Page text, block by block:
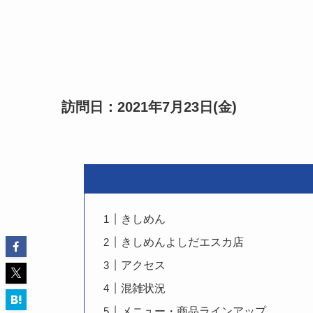
訪問日：2021年7月23日(金)
きしめん
きしめんよしだエスカ店
アクセス
混雑状況